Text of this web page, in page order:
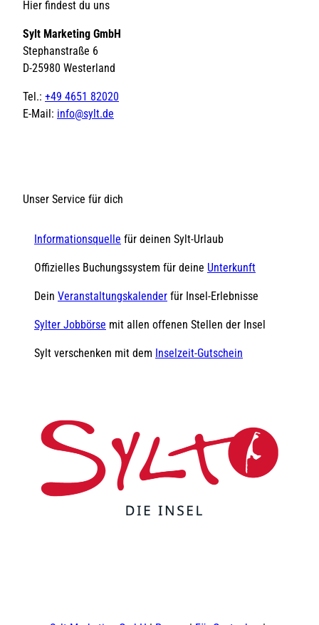
Hier findest du uns
Sylt Marketing GmbH
Stephanstraße 6
D-25980 Westerland
Tel.: +49 4651 82020
E-Mail: info@sylt.de
Unser Service für dich
Informationsquelle für deinen Sylt-Urlaub
Offizielles Buchungssystem für deine Unterkunft
Dein Veranstaltungskalender für Insel-Erlebnisse
Sylter Jobbörse mit allen offenen Stellen der Insel
Sylt verschenken mit dem Inselzeit-Gutschein